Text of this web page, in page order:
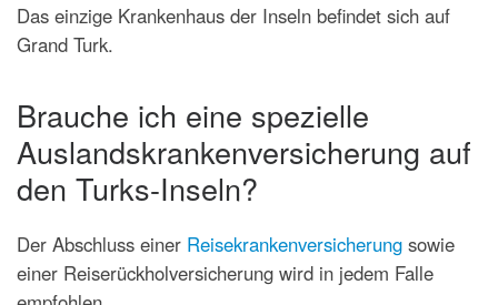
Das einzige Krankenhaus der Inseln befindet sich auf
Grand Turk.
Brauche ich eine spezielle
Auslandskrankenversicherung auf
den Turks-Inseln?
Der Abschluss einer Reisekrankenversicherung sowie
einer Reiserückholversicherung wird in jedem Falle